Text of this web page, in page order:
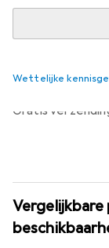
Wettelijke
Gratis